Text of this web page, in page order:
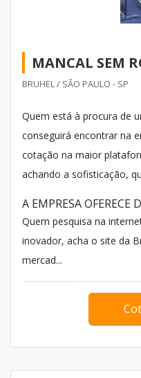
MANCAL SEM
BRUHEL / SÃO PAULO - SP
Quem está à procura de
conseguirá encontrar na
cotação na maior
achando a sofisticação,
A EMPRESA OFERECE
Quem pesquisa na
inovador, acha o site da
mercad...